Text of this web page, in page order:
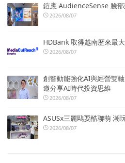
鎧應 AudienceSense 臉
2026/08/07
HDBank 取得越南歷來最
2026/08/07
創智動能強化AI與經營雙
邀分享AI時代投資思維
2026/08/07
ASUSx三麗鷗耍酷聯萌 潮
2026/08/07